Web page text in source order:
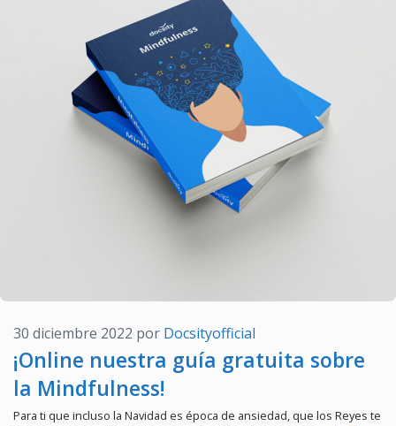
¡Online nuestra guía gratuita sobre
la Mindfulness!
30 diciembre 2022 por Docsityofficial
Para ti que incluso la Navidad es época de ansiedad, que los Reyes te